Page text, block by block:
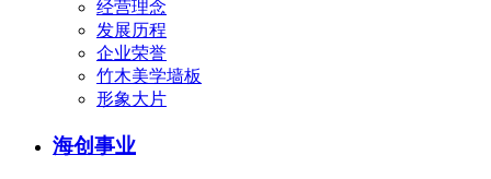
经营理念
发展历程
企业荣誉
竹木美学墙板
形象大片
海创事业